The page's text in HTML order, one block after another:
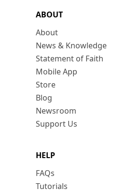
ABOUT
About
News & Knowledge
Statement of Faith
Mobile App
Store
Blog
Newsroom
Support Us
HELP
FAQs
Tutorials